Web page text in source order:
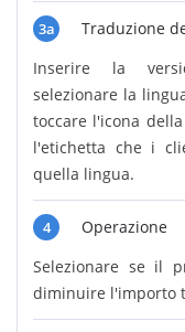
3a
Traduzione
Inserire la
selezionare la
toccare l'icona
l'etichetta che i
quella lingua.
4
Operazione
Selezionare se il
diminuire l'importo